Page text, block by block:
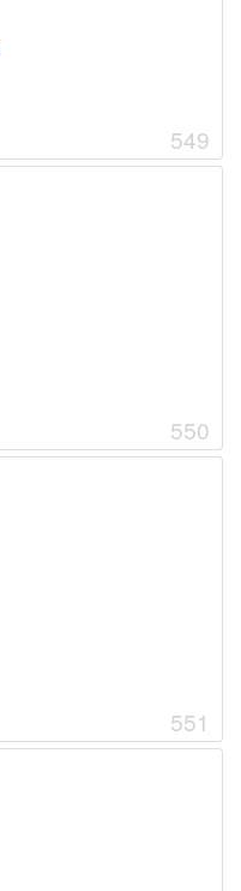
549
550
551